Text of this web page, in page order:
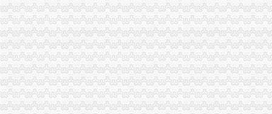
重庆一般纳税人申请：重庆沙坪坝渝中区大坪注册公司/工商代办/兼职
【58同城】重庆渝中大坪专项审批_专项审计_专项审批代理公司
渝中区公司注销流程
重庆代办公司_代理公司注册_工商登记_分公司_个体工商_代账报税_
重庆招聘工商外勤人员_重庆慢牛众创企业服务有限公司招聘-汇博网
重庆市计算机招聘-107个职位|Jooble
【品牌经理招聘】重庆诺玛时裳商贸有限公司新招聘信息-聘网
《建造师注册流程》_优秀范文十篇
分分送金可提款>>>分分送金可提款全资子公司注销后实收资